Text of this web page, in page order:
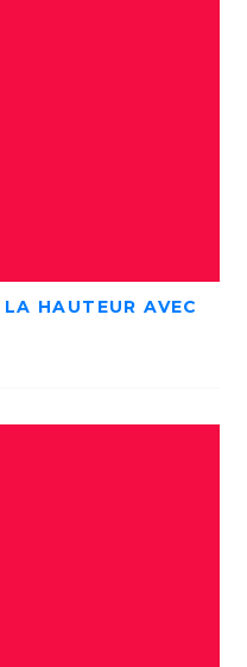
HAUTEUR AVEC